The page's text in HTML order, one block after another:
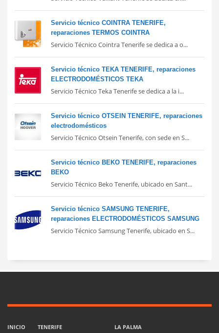
Servicio técnico COINTRA TENERIFE,
reparaciones TERMOS COINTRA
Servicio Técnico Cointra Tenerife se dedica a o...
Servicio técnico TEKA TENERIFE, reparaciones
ELECTRODOMÉSTICOS TEKA
Servicio Técnico Teka Tenerife se dedica a la i...
Servicio técnico OTSEIN TENERIFE, reparaciones
electrodomésticos
Servicio Técnico Otsein Tenerife, con sede en S...
Servicio técnico BEKO TENERIFE, reparaciones
BEKO
Servicio Técnico Beko Tenerife, ubicado en Sant...
Servicio técnico SAMSUNG TENERIFE,
reparaciones ELECTRODOMÉSTICOS SAMSUNG
Servicio Técnico Samsung Tenerife, ubicado en S...
INICIO
TENERIFE
LA PALMA